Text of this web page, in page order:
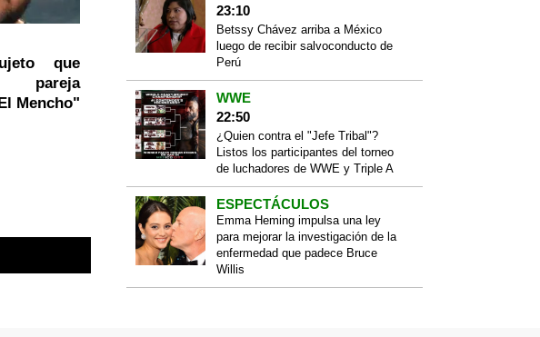
que
pareja
Mencho"
23:10
Betssy Chávez arriba a México
luego de recibir salvoconducto de
Perú
WWE
22:50
¿Quien contra el "Jefe Tribal"?
Listos los participantes del torneo
de luchadores de WWE y Triple A
ESPECTÁCULOS
Emma Heming impulsa una ley
para mejorar la investigación de la
enfermedad que padece Bruce
Willis